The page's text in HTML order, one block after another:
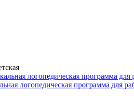
логопедическая программа для